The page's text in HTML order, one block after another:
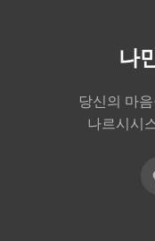
나
당신의 마
나르시시